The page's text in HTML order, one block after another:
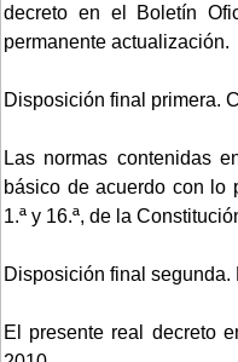
decreto en el Boletín
permanente actualización.
Disposición final primera.
Las normas contenidas
básico de acuerdo con lo
1.ª y 16.ª, de la
Disposición final segunda.
El presente real decreto